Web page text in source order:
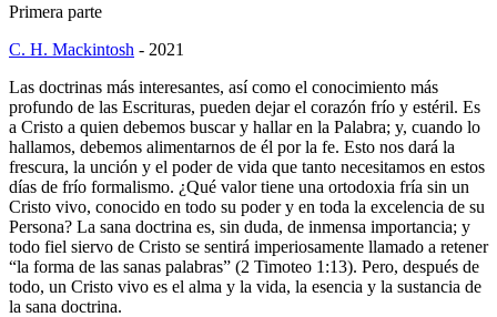
Primera parte
C. H. Mackintosh - 2021
Las doctrinas más interesantes, así como el conocimiento más
profundo de las Escrituras, pueden dejar el corazón frío y estéril. Es
a Cristo a quien debemos buscar y hallar en la Palabra; y, cuando lo
hallamos, debemos alimentarnos de él por la fe. Esto nos dará la
frescura, la unción y el poder de vida que tanto necesitamos en estos
días de frío formalismo. ¿Qué valor tiene una ortodoxia fría sin un
Cristo vivo, conocido en todo su poder y en toda la excelencia de su
Persona? La sana doctrina es, sin duda, de inmensa importancia; y
todo fiel siervo de Cristo se sentirá imperiosamente llamado a retener
“la forma de las sanas palabras” (2 Timoteo 1:13). Pero, después de
todo, un Cristo vivo es el alma y la vida, la esencia y la sustancia de
la sana doctrina.